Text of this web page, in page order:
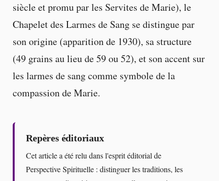
siècle et promu par les Servites de Marie), le
Chapelet des Larmes de Sang se distingue par
son origine (apparition de 1930), sa structure
(49 grains au lieu de 59 ou 52), et son accent sur
les larmes de sang comme symbole de la
compassion de Marie.
Repères éditoriaux
Cet article a été relu dans l'esprit éditorial de
Perspective Spirituelle : distinguer les traditions, les